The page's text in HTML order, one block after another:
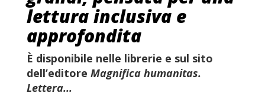
lettura inclusiva e
approfondita
È disponibile nelle librerie e sul sito
dell’editore Magnifica humanitas.
Lettera...